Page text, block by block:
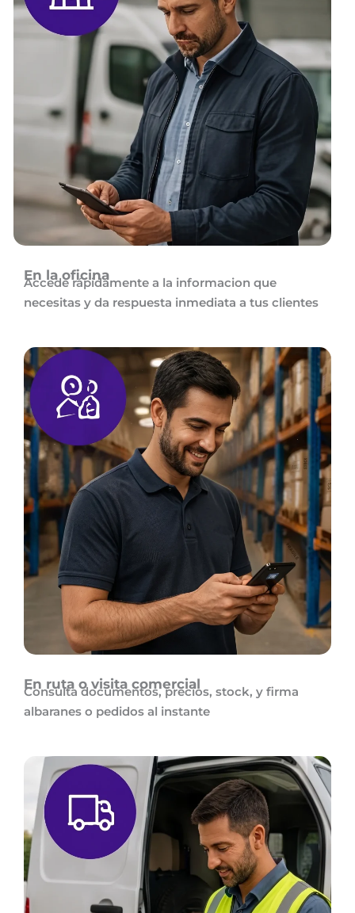
En la oficina
Accede rápidamente a la informacion que
necesitas y da respuesta inmediata a tus clientes
En ruta o visita comercial
Consulta documentos, precios, stock, y firma
albaranes o pedidos al instante